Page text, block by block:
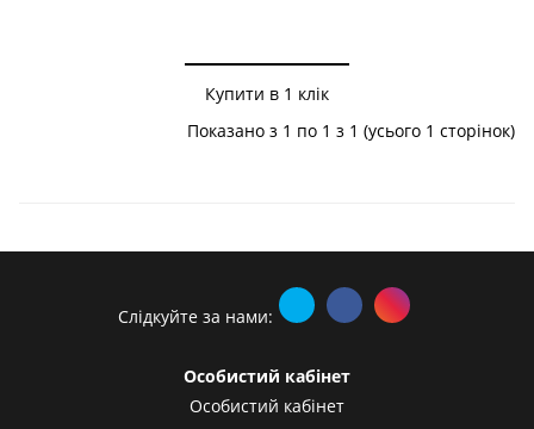
Купити в 1 клік
Показано з 1 по 1 з 1 (усього 1 сторінок)
Слідкуйте за нами:
Особистий кабінет
Особистий кабінет